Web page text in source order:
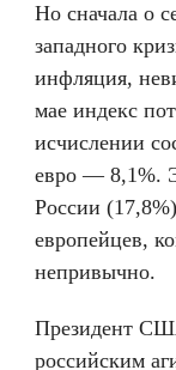
Но сначала о
западного
инфляция,
мае индекс
исчислении
евро — 8,1%.
России
европейцев,
непривычно.
Президент
российским